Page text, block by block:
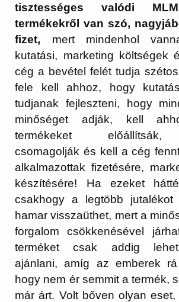
tisztességes valódi
termékekről van szó,
fizet, mert mindenhol
kutatási, marketing költségek
cég a bevétel felét tudja
fele kell ahhoz, hogy
tudjanak fejleszteni, hogy
minőséget adják, kell
termékeket előállítsák,
csomagolják és kell a cég
alkalmazottak fizetésére,
készítésére! Ha ezeket
csakhogy a legtöbb jutalékot
hamar visszaüthet, mert a
forgalom csökkenésével
terméket csak addig lehet
ajánlani, amíg az emberek
hogy nem ér semmit a termék,
már árt. Volt bőven olyan